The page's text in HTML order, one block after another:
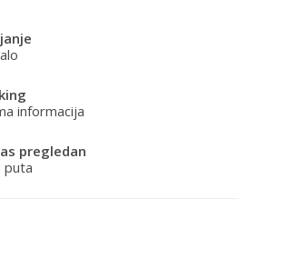
informacija
pregledan
puta